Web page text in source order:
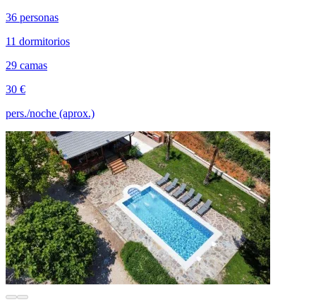
36 personas
11 dormitorios
29 camas
30 €
pers./noche (aprox.)